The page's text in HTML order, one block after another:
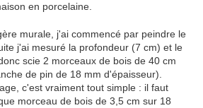
en porcelaine.
murale, j'ai commencé par peindre le
j'ai mesuré la profondeur (7 cm) et le
scie 2 morceaux de bois de 40 cm
de pin de 18 mm d'épaisseur).
c'est vraiment tout simple : il faut
morceau de bois de 3,5 cm sur 18